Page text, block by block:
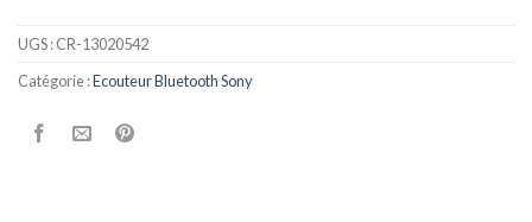
UGS :CR-13020542
Catégorie :Ecouteur Bluetooth Sony